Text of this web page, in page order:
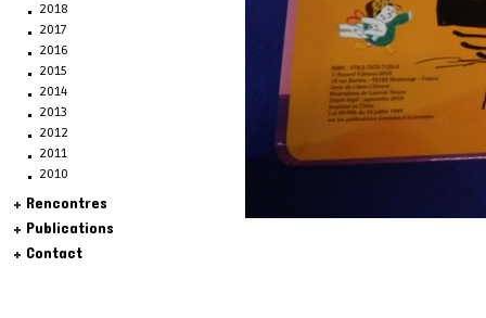
2018
2017
2016
2015
2014
2013
2012
2011
2010
Rencontres
Publications
Contact